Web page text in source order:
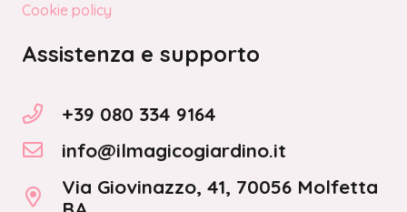
Cookie policy
Assistenza e supporto
+39 080 334 9164
info@ilmagicogiardino.it
Via Giovinazzo, 41, 70056 Molfetta